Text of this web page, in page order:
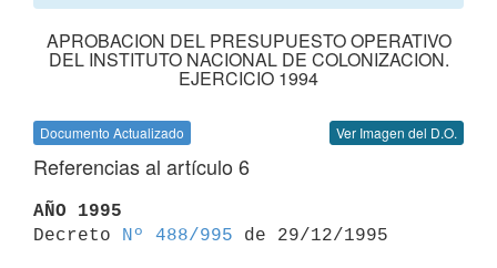
APROBACION DEL PRESUPUESTO OPERATIVO
DEL INSTITUTO NACIONAL DE COLONIZACION.
EJERCICIO 1994
Documento Actualizado Ver Imagen del D.O.
Referencias al artículo 6
AÑO 1995
Decreto
Nº 488/995